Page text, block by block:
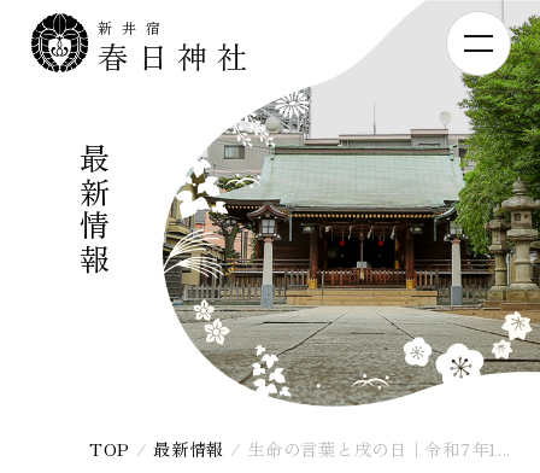
新井宿
春日神社
最新情報
TOP /最新情報 / 生命の言葉と戌の日｜令和7年1...